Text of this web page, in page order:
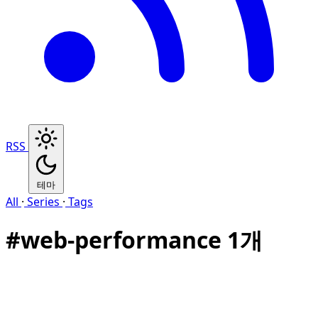
RSS
테마
All · Series · Tags
#web-performance 1개